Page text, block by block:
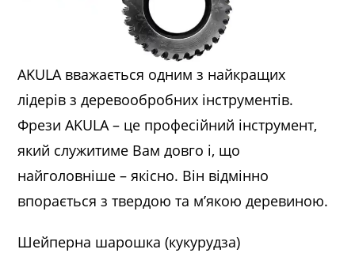
AKULA вважається одним з найкращих
лідерів з деревообробних інструментів.
Фрези AKULA – це професійний інструмент,
який служитиме Вам довго і, що
найголовніше – якісно. Він відмінно
впорається з твердою та м’якою деревиною.
Шейперна шарошка (кукурудза)